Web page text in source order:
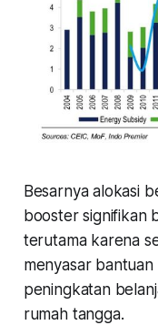
Besarnya alokasi
booster signifikan
terutama karena
menyasar
peningkatan
rumah tangga.